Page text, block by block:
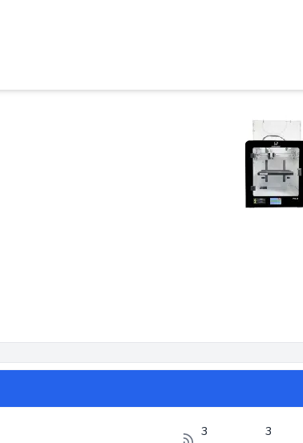
3 3